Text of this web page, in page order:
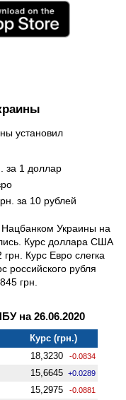
установил
за 1 доллар
за 10 рублей
Украины на
Курс доллара США
Курс Евро слегка
российского рубля
грн.
на 26.06.2020
Курс (грн.)
18,3230 -0.0834
15,6645 +0.0289
15,2975 -0.0881